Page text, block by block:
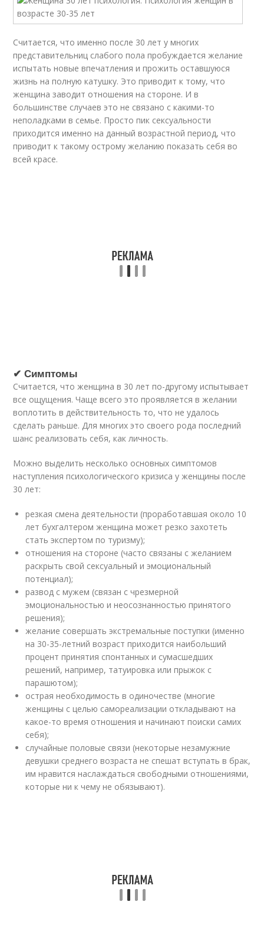
Считается, что именно после 30 лет у многих
представительниц слабого пола пробуждается желание
испытать новые впечатления и прожить оставшуюся
жизнь на полную катушку. Это приводит к тому, что
женщина заводит отношения на стороне. И в
большинстве случаев это не связано с какими-то
неполадками в семье. Просто пик сексуальности
приходится именно на данный возрастной период, что
приводит к такому острому желанию показать себя во
всей красе.
✔ Симптомы
Считается, что женщина в 30 лет по-другому испытывает
все ощущения. Чаще всего это проявляется в желании
воплотить в действительность то, что не удалось
сделать раньше. Для многих это своего рода последний
шанс реализовать себя, как личность.
Можно выделить несколько основных симптомов
наступления психологического кризиса у женщины после
30 лет:
резкая смена деятельности (проработавшая около 10
лет бухгалтером женщина может резко захотеть
стать экспертом по туризму);
отношения на стороне (часто связаны с желанием
раскрыть свой сексуальный и эмоциональный
потенциал);
развод с мужем (связан с чрезмерной
эмоциональностью и неосознанностью принятого
решения);
желание совершать экстремальные поступки (именно
на 30-35-летний возраст приходится наибольший
процент принятия спонтанных и сумасшедших
решений, например, татуировка или прыжок с
парашютом);
острая необходимость в одиночестве (многие
женщины с целью самореализации откладывают на
какое-то время отношения и начинают поиски самих
себя);
случайные половые связи (некоторые незамужние
девушки среднего возраста не спешат вступать в брак,
им нравится наслаждаться свободными отношениями,
которые ни к чему не обязывают).